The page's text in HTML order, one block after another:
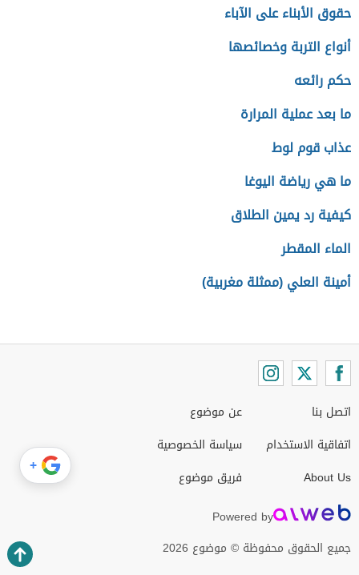
حقوق الأبناء على الآباء
أنواع التربة وخصائصها
حكم رائعه
ما بعد عملية المرارة
عذاب قوم لوط
ما هي رياضة اليوغا
كيفية رد يمين الطلاق
الماء المقطر
أمينة العلي (ممثلة مغربية)
اتصل بنا
اتفاقية الاستخدام
About Us
عن موضوع
سياسة الخصوصية
فريق موضوع
Powered by
جميع الحقوق محفوظة © موضوع 2026
+